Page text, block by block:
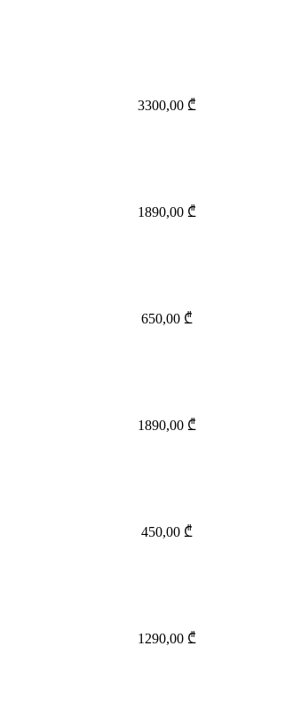
3300,00 ₾
1890,00 ₾
650,00 ₾
1890,00 ₾
450,00 ₾
1290,00 ₾